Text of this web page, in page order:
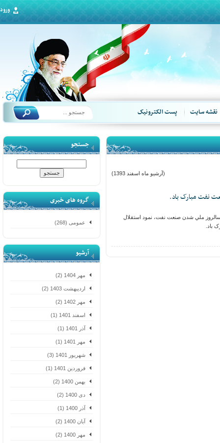
ورود
سایت پست الکترونیک
جستجو
گروه های خبری
عمومی (268)
آرشیو
مهر 1404 (2)
اردیبهشت 1403 (2)
مهر 1402 (2)
اسفند 1401 (1)
آذر 1401 (1)
مهر 1401 (1)
شهریور 1401 (3)
فروردین 1401 (1)
بهمن 1400 (2)
دی 1400 (2)
آذر 1400 (1)
آبان 1400 (2)
مهر 1400 (2)
(آرشیو ماه اسفند 1393)
ملي شدن صنعت نفت، نمود استقلال